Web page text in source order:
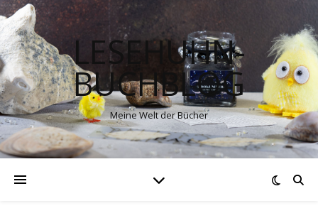
LESEHUHN-
BUCHBLOG
Meine Welt der Bücher